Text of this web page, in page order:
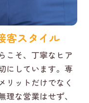
客スタイル
こそ、丁寧なヒア
にしています。専
リットだけでなく
な営業はせず、